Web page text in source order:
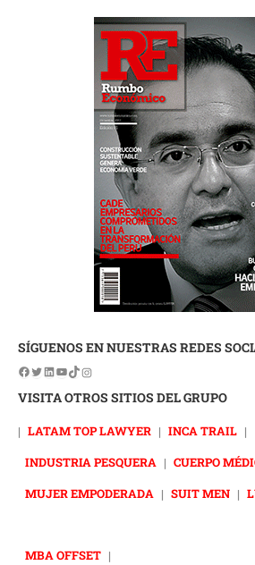
SÍGUENOS EN NUESTRAS REDES
VISITA OTROS SITIOS DEL GRUPO
| LATAM TOP LAWYER | INCA TRAIL |
INDUSTRIA PESQUERA | CUERPO
MUJER EMPODERADA | SUIT MEN |
MBA OFFSET |